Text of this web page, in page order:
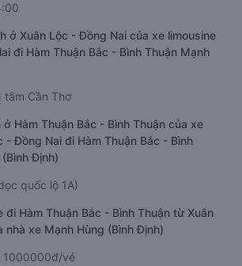
ở Xuân Lộc - Đồng Nai của xe limousine
đi Hàm Thuận Bắc - Bình Thuận Mạnh
tâm Cần Thơ
Hàm Thuận Bắc - Bình Thuận của xe
- Đồng Nai đi Hàm Thuận Bắc - Bình
Định)
quốc lộ 1A)
đi Hàm Thuận Bắc - Bình Thuận từ Xuân
nhà xe Mạnh Hùng (Bình Định)
1000000đ/vé